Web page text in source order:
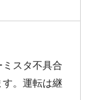
ミスタ不具合
す。運転は継